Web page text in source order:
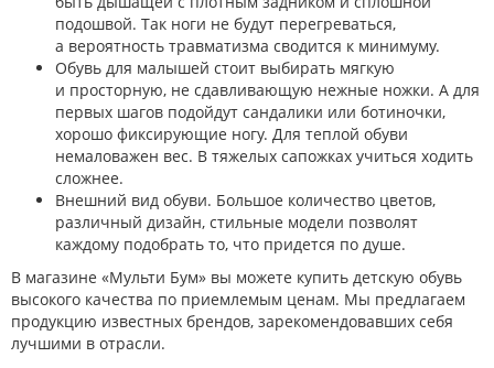
подошвой. Так ноги не будут перегреваться,
а вероятность травматизма сводится к минимуму.
Обувь для малышей стоит выбирать мягкую
и просторную, не сдавливающую нежные ножки. А для
первых шагов подойдут сандалики или ботиночки,
хорошо фиксирующие ногу. Для теплой обуви
немаловажен вес. В тяжелых сапожках учиться ходить
сложнее.
Внешний вид обуви. Большое количество цветов,
различный дизайн, стильные модели позволят
каждому подобрать то, что придется по душе.
В магазине «Мульти Бум» вы можете купить детскую обувь
высокого качества по приемлемым ценам. Мы предлагаем
продукцию известных брендов, зарекомендовавших себя
лучшими в отрасли.